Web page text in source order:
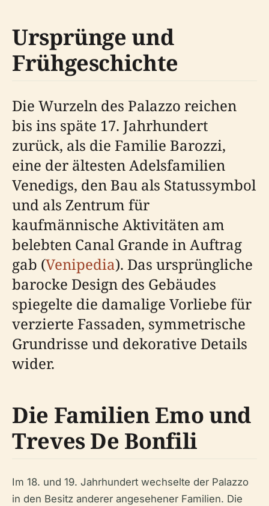
Ursprünge und
Frühgeschichte
Die Wurzeln des Palazzo reichen
bis ins späte 17. Jahrhundert
zurück, als die Familie Barozzi,
eine der ältesten Adelsfamilien
Venedigs, den Bau als Statussymbol
und als Zentrum für
kaufmännische Aktivitäten am
belebten Canal Grande in Auftrag
gab (Venipedia). Das ursprüngliche
barocke Design des Gebäudes
spiegelte die damalige Vorliebe für
verzierte Fassaden, symmetrische
Grundrisse und dekorative Details
wider.
Die Familien Emo und
Treves De Bonfili
Im 18. und 19. Jahrhundert wechselte der Palazzo
in den Besitz anderer angesehener Familien. Die